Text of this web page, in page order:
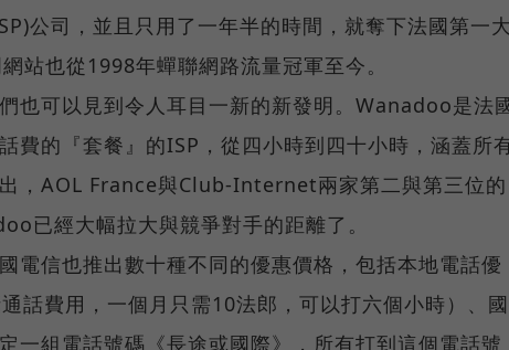
公司，並且只用了一年半的時間，就奪下法國第一
站也從1998年蟬聯網路流量冠軍至今。
也可以見到令人耳目一新的新發明。Wanadoo是法
費的『套餐』的ISP，從四小時到四十小時，涵蓋所
，AOL France與Club-Internet兩家第二與第三位的
已經大幅拉大與競爭對手的距離了。
電信也推出數十種不同的優惠價格，包括本地電話優
話費用，一個月只需10法郎，可以打六個小時）、國
一組電話號碼《長途或國際》，所有打到這個電話號